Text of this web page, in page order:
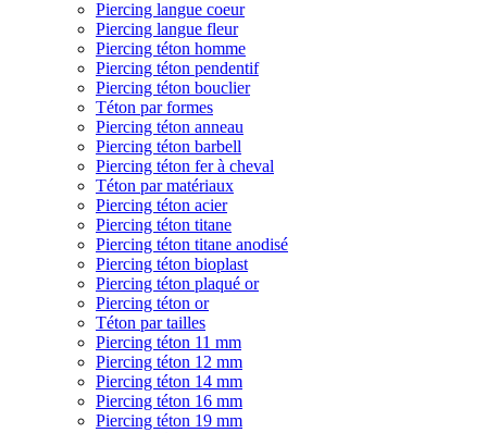
Piercing langue coeur
Piercing langue fleur
Piercing téton homme
Piercing téton pendentif
Piercing téton bouclier
Téton par formes
Piercing téton anneau
Piercing téton barbell
Piercing téton fer à cheval
Téton par matériaux
Piercing téton acier
Piercing téton titane
Piercing téton titane anodisé
Piercing téton bioplast
Piercing téton plaqué or
Piercing téton or
Téton par tailles
Piercing téton 11 mm
Piercing téton 12 mm
Piercing téton 14 mm
Piercing téton 16 mm
Piercing téton 19 mm